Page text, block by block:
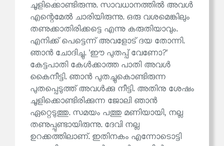
ചൂളിക്കൊണ്ടിരുന്നു. സാവധാനത്തിൽ അവൾ
എന്റെമേൽ ചാരിയിരുന്നു. ഒരു വശമെങ്കിലും
തണുക്കാതിരിക്കട്ടെ എന്നു കരുതിയാവും.
എനിക്ക് പെട്ടെന്ന് അവളോട് ദയ തോന്നി.
ഞാൻ ചോദിച്ചു. 'ഈ പുതപ്പ് വേണോ?'
കേട്ടപാതി കേൾക്കാത്ത പാതി അവൾ
കൈനീട്ടി. ഞാൻ പുതച്ചുകൊണ്ടിരുന്ന
പുതപ്പെടുത്ത് അവൾക്കു നീട്ടി. അതിനു ശേഷം
ചൂളിക്കൊണ്ടിരിക്കുന്ന ജോലി ഞാൻ
ഏറ്റെടുത്തു. സമയം പത്തു മണിയായി, നല്ല
തണുപ്പുണ്ടായിരുന്നു. ദേവി നല്ല
ഉറക്കത്തിലാണ്. ഇതിനകം എന്നോടൊട്ടി